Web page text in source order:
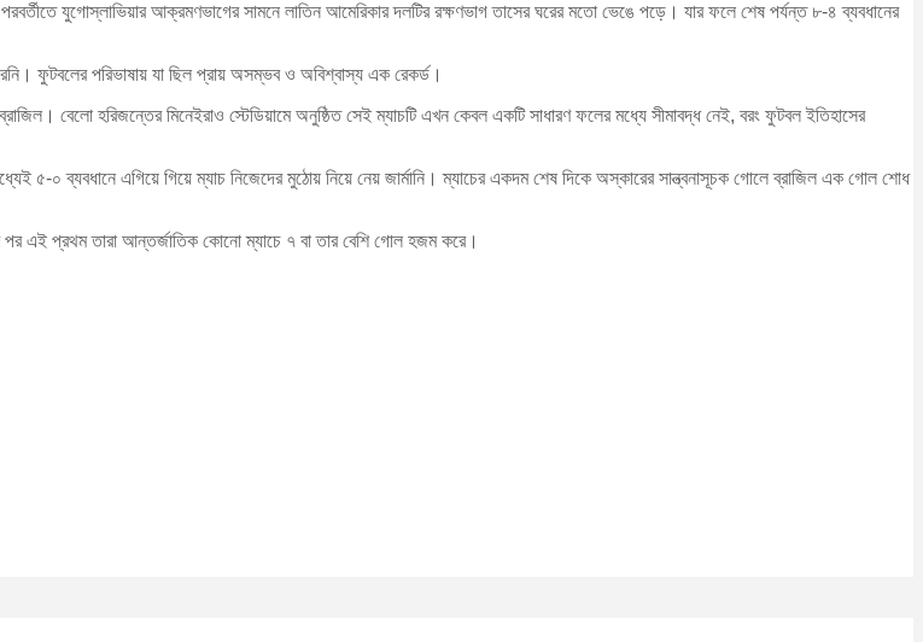
যুগোস্লাভিয়ার আক্রমণভাগের সামনে লাতিন আমেরিকার দলটির রক্ষণভাগ তাসের ঘরের মতো ভেঙে পড়ে। যার ফলে শেষ পর্যন্ত ৮-৪ ব্যবধানের
ফুটবলের পরিভাষায় যা ছিল প্রায় অসম্ভব ও অবিশ্বাস্য এক রেকর্ড।
বেলো হরিজন্তের মিনেইরাও স্টেডিয়ামে অনুষ্ঠিত সেই ম্যাচটি এখন কেবল একটি সাধারণ ফলের মধ্যে সীমাবদ্ধ নেই, বরং ফুটবল ইতিহাসের
৫-০ ব্যবধানে এগিয়ে গিয়ে ম্যাচ নিজেদের মুঠোয় নিয়ে নেয় জার্মানি। ম্যাচের একদম শেষ দিকে অস্কারের সান্ত্বনাসূচক গোলে ব্রাজিল এক গোল শোধ
পর এই প্রথম তারা আন্তর্জাতিক কোনো ম্যাচে ৭ বা তার বেশি গোল হজম করে।